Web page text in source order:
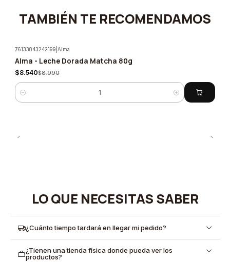
TAMBIÉN TE RECOMENDAMOS
-5%
76133843242199 |Alma
Alma - Leche Dorada Matcha 80g
$8.540$8.990
Cantidad
LO QUE NECESITAS SABER
¿Cuánto tiempo tardará en llegar mi pedido?
¿Tienen una tienda física donde pueda ver los
productos?